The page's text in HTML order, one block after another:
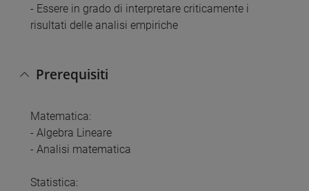
- Essere in grado di interpretare criticamente i
risultati delle analisi empiriche
Prerequisiti
Matematica:
- Algebra Lineare
- Analisi matematica
Statistica: